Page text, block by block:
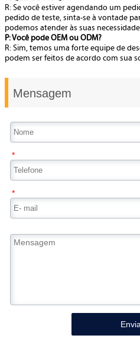
R: Se você estiver agendando um
pedido de teste, sinta-se à vontade
podemos atender às suas
P: Você pode OEM ou ODM?
R: Sim, temos uma forte equipe de
podem ser feitos de acordo com sua
Mensagem
*
*